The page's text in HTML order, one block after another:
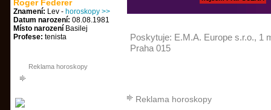
Roger Federer
Znamení: Lev - horoskopy >>
Datum narození: 08.08.1981
Místo narození Basilej
Profese: tenista
Reklama horoskopy
Poskytuje: E.M.A. Europe s.r.o., 1
Praha 015
Reklama horoskopy